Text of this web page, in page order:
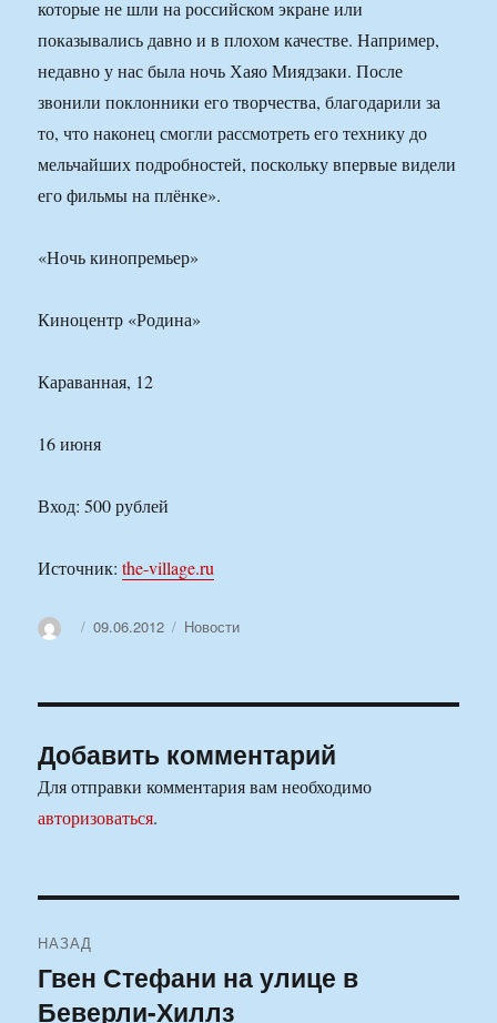
которые не шли на российском экране или
показывались давно и в плохом качестве. Например,
недавно у нас была ночь Хаяо Миядзаки. После
звонили поклонники его творчества, благодарили за
то, что наконец смогли рассмотреть его технику до
мельчайших подробностей, поскольку впервые видели
его фильмы на плёнке».
«Ночь кинопремьер»
Киноцентр «Родина»
Караванная, 12
16 июня
Вход: 500 рублей
Источник:the-village.ru
АвторОпубликовано
09.06.2012 Рубрики
Новости
Добавить комментарий
Для отправки комментария вам необходимо
авторизоваться.
по
записям
НАЗАД
Предыдущая
запись:
Гвен Стефани на улице в
Беверли-Хиллз